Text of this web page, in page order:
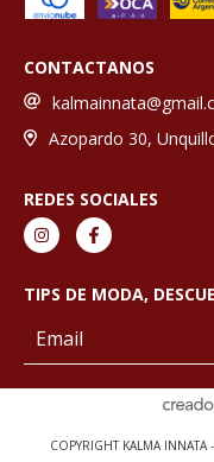
CONTACTANOS
Azopardo 30,
REDES SOCIALES
TIPS DE MODA,
COPYRIGHT KALMA